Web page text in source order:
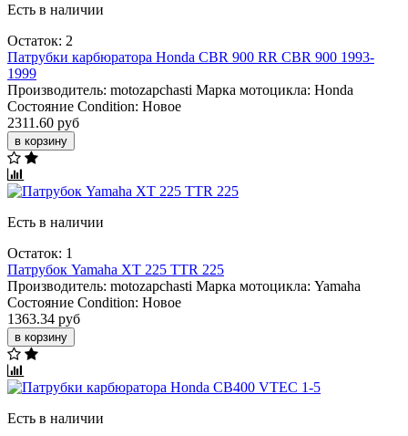
Есть в наличии
Остаток: 2
Патрубки карбюратора Honda CBR 900 RR CBR 900 1993-
1999
Производитель: motozapchasti Марка мотоцикла: Honda
Состояние Condition: Новое
2311.60 руб
в корзину
Есть в наличии
Остаток: 1
Патрубок Yamaha XT 225 TTR 225
Производитель: motozapchasti Марка мотоцикла: Yamaha
Состояние Condition: Новое
1363.34 руб
в корзину
Есть в наличии